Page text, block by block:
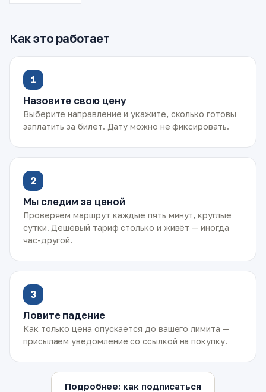
Как это работает
1
Назовите свою цену
Выберите направление и укажите, сколько готовы
заплатить за билет. Дату можно не фиксировать.
2
Мы следим за ценой
Проверяем маршрут каждые пять минут, круглые
сутки. Дешёвый тариф столько и живёт — иногда
час-другой.
3
Ловите падение
Как только цена опускается до вашего лимита —
присылаем уведомление со ссылкой на покупку.
Подробнее: как подписаться